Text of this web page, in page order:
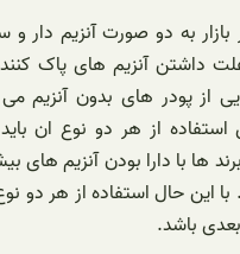
به دو صورت آنزیم دار
داشتن آنزیم های پاک
از پودر های بدون آنزیم
از هر دو نوع ان
ها با دارا بودن آنزیم های
این حال استفاده از هر دو
باشد.